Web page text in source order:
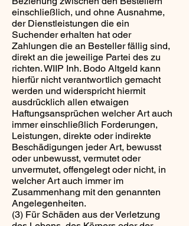
einschließlich, und ohne Ausnahme,
der Dienstleistungen die ein
Suchender erhalten hat oder
Zahlungen die an Besteller fällig sind,
direkt an die jeweilige Partei des zu
richten. WIIP Inh. Bodo Altgeld kann
hierfür nicht verantwortlich gemacht
werden und widerspricht hiermit
ausdrücklich allen etwaigen
Haftungsansprüchen welcher Art auch
immer einschließlich Forderungen,
Leistungen, direkte oder indirekte
Beschädigungen jeder Art, bewusst
oder unbewusst, vermutet oder
unvermutet, offengelegt oder nicht, in
welcher Art auch immer im
Zusammenhang mit den genannten
Angelegenheiten.
(3) Für Schäden aus der Verletzung